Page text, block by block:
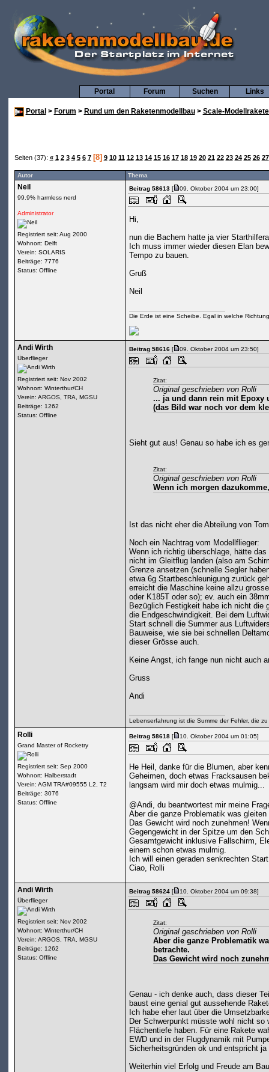
Links
Suchen
Forum
Portal
Portal > Forum > Rund um den Raketenmodellbau> Scale-
Seiten (37): « 1 2 3 4 5 6 7 [8] 9 10 11 12 13 14 15 16 17 18 19 20 21 22 23 24 25 26 27
Autor Thema
Neil
99.9% harmless nerd
Administrator
Registriert seit: Aug 2000
Wohnort: Delft
Verein: SOLARIS
Beiträge: 7776
Status: Offline
Beitrag 58613[ 09. Oktober 2004 um 23:00]
Hi,
nun die Bachem hatte ja vier
Ich muss immer wieder diesen Elan
Tempo zu bauen.
Gruß
Neil
Die Erde ist eine Scheibe. Egal in welche
Andi Wirth
Überflieger
Registriert seit: Nov 2002
Wohnort: Winterthur/CH
Verein: ARGOS, TRA, MGSU
Beiträge: 1262
Status: Offline
Beitrag 58616[ 09. Oktober 2004 um 23:50]
Zitat:
Original geschrieben von Rolli
... ja und dann rein mit Epoxy
(das Bild war noch vor dem
Sieht gut aus! Genau so habe ich es
Zitat:
Original geschrieben von Rolli
Wenn ich morgen
Ist das nicht eher die Abteilung von
Noch ein Nachtrag vom Modellflieger:
Wenn ich richtig überschlage, hätte
nicht im Gleitflug landen (also am
Grenze ansetzen (schnelle Segler
etwa 6g Startbeschleunigung zurück
erreicht die Maschine keine allzu
oder K185T oder so); ev. auch ein
Bezüglich Festigkeit habe ich nicht die
die Endgeschwindigkeit. Bei dem
Start schnell die Summer aus
Bauweise, wie sie bei schnellen
dieser Grösse auch.
Keine Angst, ich fange nun nicht auch
Gruss
Andi
Lebenserfahrung ist die Summe der Fehler, die
Rolli
Grand Master of Rocketry
Registriert seit: Sep 2000
Wohnort: Halberstadt
Verein: AGM TRA#09555 L2, T2
Beiträge: 3076
Status: Offline
Beitrag 58618[ 10. Oktober 2004 um 01:05]
He Heil, danke für die Blumen, aber
Geheimen, doch etwas Fracksausen
langsam wird mir doch etwas mulmig...
@Andi, du beantwortest mir meine
Aber die ganze Problematik was
Das Gewicht wird noch zunehmen!
Gegengewicht in der Spitze um den
Gesamtgewicht inklusive Fallschirm,
einem schon etwas mulmig.
Ich will einen geraden senkrechten
Ciao, Rolli
Andi Wirth
Überflieger
Registriert seit: Nov 2002
Wohnort: Winterthur/CH
Verein: ARGOS, TRA, MGSU
Beiträge: 1262
Status: Offline
Beitrag 58624[ 10. Oktober 2004 um 09:38]
Zitat:
Original geschrieben von Rolli
Aber die ganze Problematik
betrachte.
Das Gewicht wird noch
Genau - ich denke auch, dass dieser
baust eine genial gut aussehende
Ich habe eher laut über die
Der Schwerpunkt müsste wohl nicht
Flächentiefe haben. Für eine Rakete
EWD und in der Flugdynamik mit
Sicherheitsgründen ok und entspricht
Weiterhin viel Erfolg und Freude am